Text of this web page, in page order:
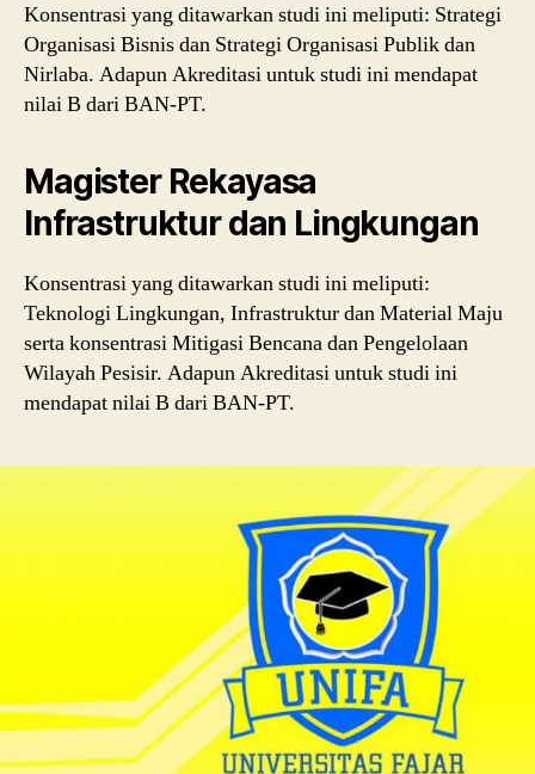
Konsentrasi yang ditawarkan studi ini meliputi: Strategi
Organisasi Bisnis dan Strategi Organisasi Publik dan
Nirlaba. Adapun Akreditasi untuk studi ini mendapat
nilai B dari BAN-PT.
Magister Rekayasa
Infrastruktur dan Lingkungan
Konsentrasi yang ditawarkan studi ini meliputi:
Teknologi Lingkungan, Infrastruktur dan Material Maju
serta konsentrasi Mitigasi Bencana dan Pengelolaan
Wilayah Pesisir. Adapun Akreditasi untuk studi ini
mendapat nilai B dari BAN-PT.